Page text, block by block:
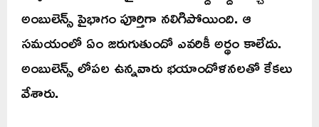
అంబులెన్స్ పైభాగం పూర్తిగా నలిగిపోయింది. ఆ
సమయంలో ఏం జరుగుతుందో ఎవరికీ అర్థం కాలేదు.
అంబులెన్స్ లోపల ఉన్నవారు భయాందోళనలతో కేకలు
వేశారు.